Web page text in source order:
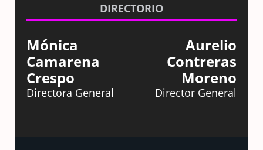
DIRECTORIO
Mónica
Camarena
Crespo
Directora General
Aurelio
Contreras
Moreno
Director General